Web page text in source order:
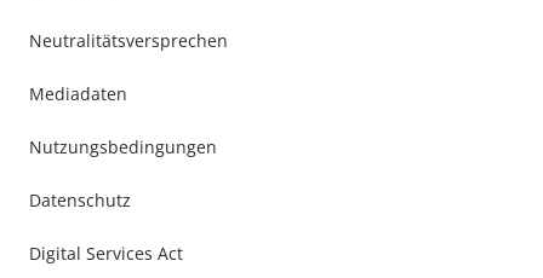
Neutralitätsversprechen
Mediadaten
Nutzungsbedingungen
Datenschutz
Digital Services Act